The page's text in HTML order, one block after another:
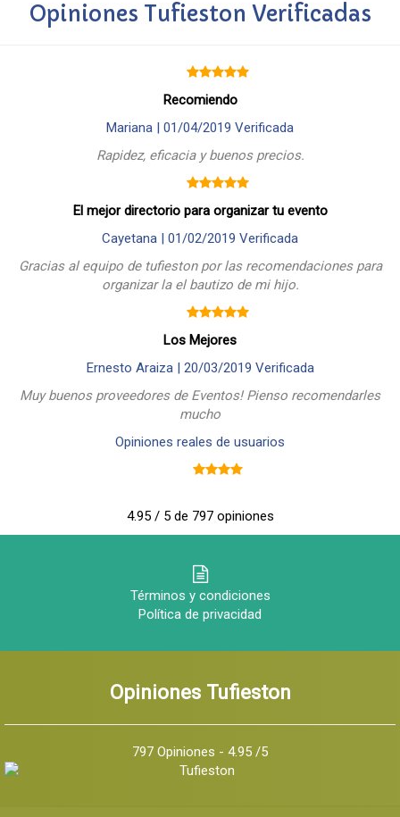
Opiniones Tufieston Verificadas
Recomiendo
Mariana | 01/04/2019 Verificada
Rapidez, eficacia y buenos precios.
El mejor directorio para organizar tu evento
Cayetana | 01/02/2019 Verificada
Gracias al equipo de tufieston por las recomendaciones para
organizar la el bautizo de mi hijo.
Los Mejores
Ernesto Araiza | 20/03/2019 Verificada
Muy buenos proveedores de Eventos! Pienso recomendarles
mucho
Opiniones reales de usuarios
4.95 / 5 de 797 opiniones
Términos y condiciones
Política de privacidad
Opiniones Tufieston
797 Opiniones - 4.95 /5